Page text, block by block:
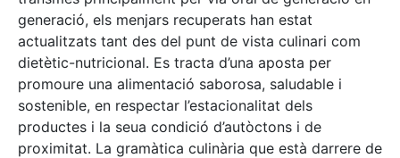
generació, els menjars recuperats han estat
actualitzats tant des del punt de vista culinari com
dietètic-nutricional. Es tracta d’una aposta per
promoure una alimentació saborosa, saludable i
sostenible, en respectar l’estacionalitat dels
productes i la seua condició d’autòctons i de
proximitat. La gramàtica culinària que està darrere de